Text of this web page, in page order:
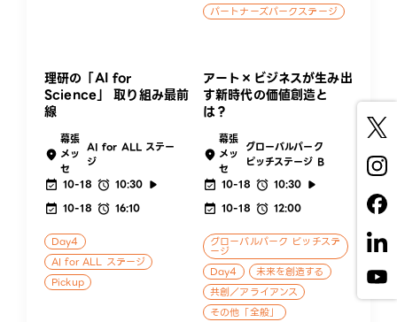
パートナーズパークステージ
理研の「AI for
Science」 取り組み最前
線
幕張
メッ
セ
AI for ALL ステー
ジ
10-18
10:30
10-18
16:10
Day4
AI for ALL ステージ
Pickup
アート×ビジネスが生み出
す新時代の価値創造と
は？
幕張
メッ
セ
グローバルパーク
ピッチステージ B
10-18
10:30
10-18
12:00
グローバルパーク ピッチステ
ージ
Day4
未来を創造する
共創／アライアンス
その他「全般」